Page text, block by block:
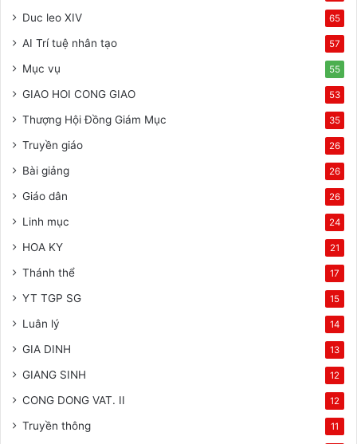
Duc leo XIV 65
AI Trí tuệ nhân tạo 57
Mục vụ 55
GIAO HOI CONG GIAO 53
Thượng Hội Đồng Giám Mục 35
Truyền giáo 26
Bài giảng 26
Giáo dân 26
Linh mục 24
HOA KY 21
Thánh thể 17
YT TGP SG 15
Luân lý 14
GIA DINH 13
GIANG SINH 12
CONG DONG VAT. II 12
Truyền thông 11